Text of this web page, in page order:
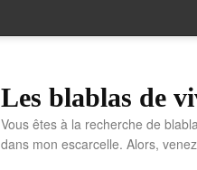
Les blablas de
Vous êtes à la recherche de
dans mon escarcelle. Alors,